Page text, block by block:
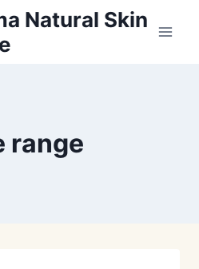
Natural Skin
range